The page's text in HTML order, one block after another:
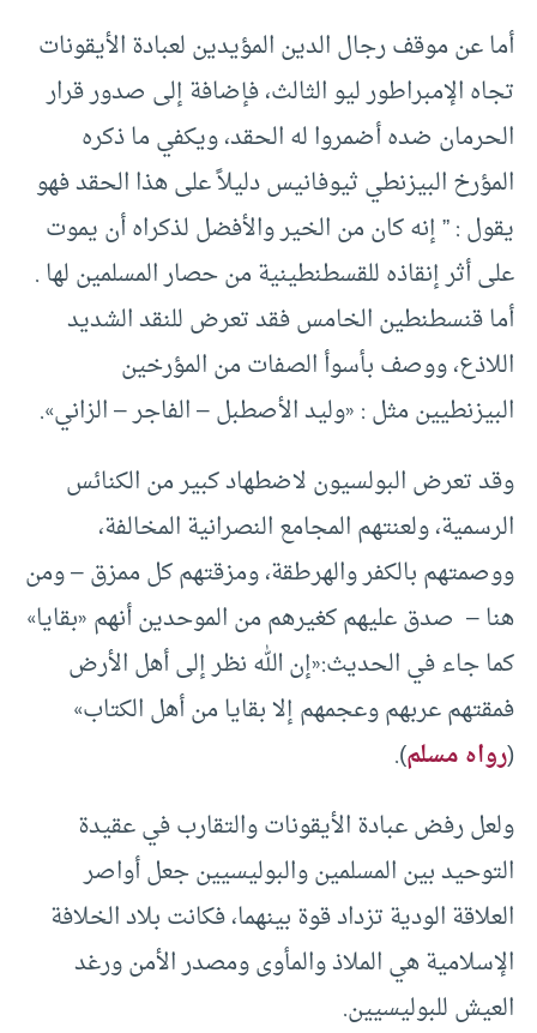
أما عن موقف رجال الدين المؤيدين لعبادة الأيقونات
تجاه الإمبراطور ليو الثالث، فإضافة إلى صدور قرار
الحرمان ضده أضمروا له الحقد، ويكفي ما ذكره
المؤرخ البيزنطي ثيوفانيس دليلاً على هذا الحقد فهو
يقول : ” إنه كان من الخير والأفضل لذكراه أن يموت
على أثر إنقاذه للقسطنطينية من حصار المسلمين لها .
أما قنسطنطين الخامس فقد تعرض للنقد الشديد
اللاذع، ووصف بأسوأ الصفات من المؤرخين
البيزنطيين مثل : «وليد الأصطبل – الفاجر – الزاني».
وقد تعرض البولسيون لاضطهاد كبير من الكنائس
الرسمية، ولعنتهم المجامع النصرانية المخالفة،
ووصمتهم بالكفر والهرطقة، ومزقتهم كل ممزق – ومن
هنا – صدق عليهم كغيرهم من الموحدين أنهم «بقايا»
كما جاء في الحديث:«إن الله نظر إلى أهل الأرض
فمقتهم عربهم وعجمهم إلا بقايا من أهل الكتاب»
(رواه مسلم).
ولعل رفض عبادة الأيقونات والتقارب في عقيدة
التوحيد بين المسلمين والبوليسيين جعل أواصر
العلاقة الودية تزداد قوة بينهما، فكانت بلاد الخلافة
الإسلامية هي الملاذ والمأوى ومصدر الأمن ورغد
العيش للبوليسيين.